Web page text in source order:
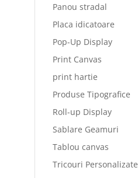
Panou stradal
Placa idicatoare
Pop-Up Display
Print Canvas
print hartie
Produse Tipografice
Roll-up Display
Sablare Geamuri
Tablou canvas
Tricouri Personalizate